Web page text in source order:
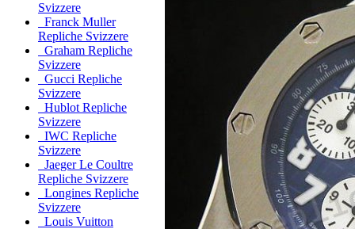
Svizzere
Franck Muller
Repliche Svizzere
Graham Repliche
Svizzere
Gucci Repliche
Svizzere
Hublot Repliche
Svizzere
IWC Repliche
Svizzere
Jaeger Le Coultre
Repliche Svizzere
Longines Repliche
Svizzere
Louis Vuitton